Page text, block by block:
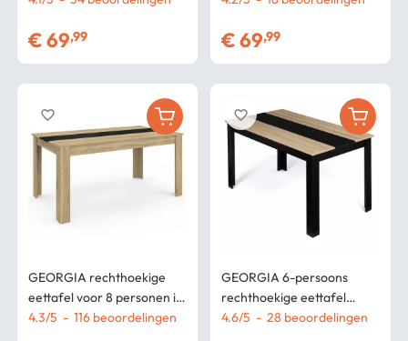
€69,99
GEORGIA rechthoekige
eettafel voor 8 personen in
beukenimitatie en zwart
4.3/5 - 116 beoordelingen
favorite_border
€69,99
GEORGIA 6-persoons
rechthoekige eettafel
zwart en beuken imitatie
4.6/5 - 28 beoordelingen
favorite_border